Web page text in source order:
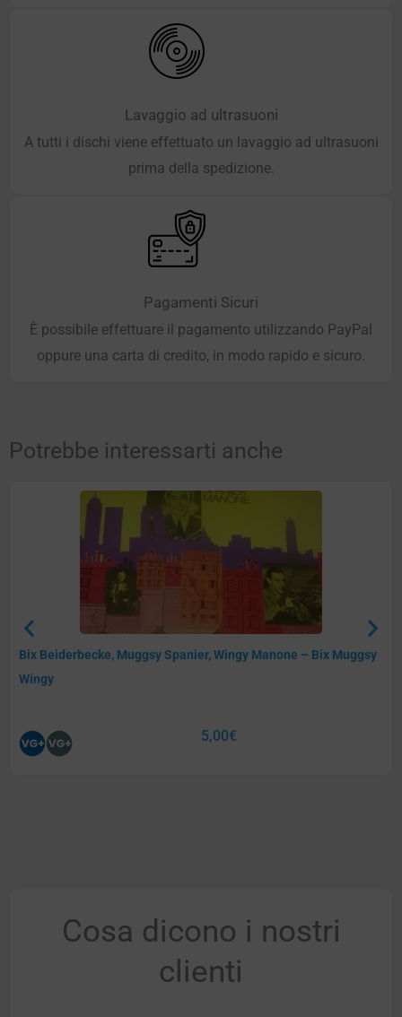
Lavaggio ad ultrasuoni
A tutti i dischi viene effettuato un lavaggio ad ultrasuoni
prima della spedizione.
Pagamenti Sicuri
È possibile effettuare il pagamento utilizzando PayPal
oppure una carta di credito, in modo rapido e sicuro.
Potrebbe interessarti anche
Bix Beiderbecke, Muggsy Spanier, Wingy Manone – Bix Muggsy
Wingy
5,00€
Cosa dicono i nostri
clienti